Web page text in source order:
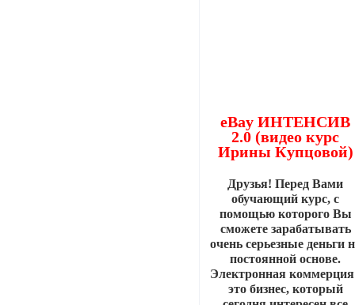
eBay ИНТЕНСИВ
2.0 (видео курс
Ирины Купцовой)
Друзья! Перед Вами
обучающий курс, с
помощью которого Вы
сможете зарабатывать
очень серьезные деньги
постоянной основе.
Электронная
это бизнес, который